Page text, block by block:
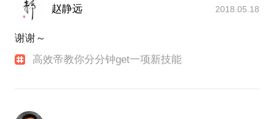
赵静远 2018.05.18
谢谢～
高效帝教你分分钟get一项新技能